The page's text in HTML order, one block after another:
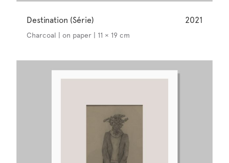
Destination (Série) 2021
Charcoal | on paper | 11 × 19 cm